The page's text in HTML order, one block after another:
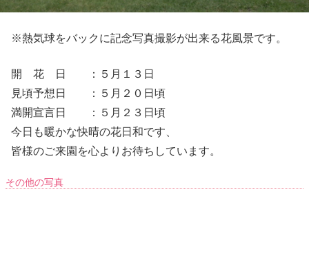
※熱気球をバックに記念写真撮影が出来る花風景です。
開 花 日 ：５月１３日
見頃予想日 ：５月２０日頃
満開宣言日 ：５月２３日頃
今日も暖かな快晴の花日和です、
皆様のご来園を心よりお待ちしています。
その他の写真